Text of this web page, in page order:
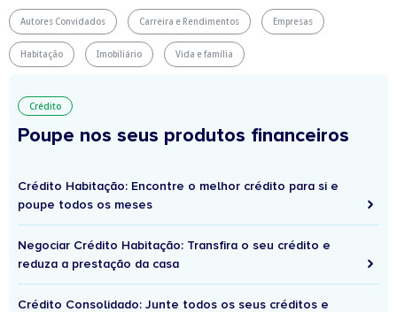
Autores Convidados Carreira e Rendimentos Empresas
Habitação Imobiliário Vida e família
Crédito
Poupe nos seus produtos financeiros
Crédito Habitação: Encontre o melhor crédito para si e
poupe todos os meses
Negociar Crédito Habitação: Transfira o seu crédito e
reduza a prestação da casa
Crédito Consolidado: Junte todos os seus créditos e